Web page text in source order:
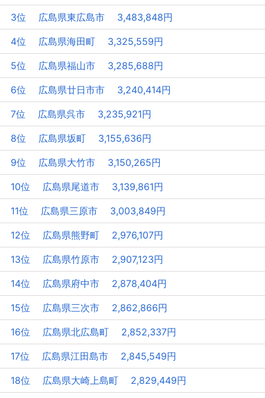
3位 広島県東広島市 3,483,848円
4位 広島県海田町 3,325,559円
5位 広島県福山市 3,285,688円
6位 広島県廿日市市 3,240,414円
7位 広島県呉市 3,235,921円
8位 広島県坂町 3,155,636円
9位 広島県大竹市 3,150,265円
10位 広島県尾道市 3,139,861円
11位 広島県三原市 3,003,849円
12位 広島県熊野町 2,976,107円
13位 広島県竹原市 2,907,123円
14位 広島県府中市 2,878,404円
15位 広島県三次市 2,862,866円
16位 広島県北広島町 2,852,337円
17位 広島県江田島市 2,845,549円
18位 広島県大崎上島町 2,829,449円